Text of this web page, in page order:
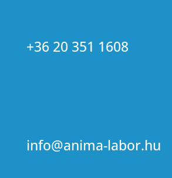
+36 20 351 1608
info@anima-labor.hu